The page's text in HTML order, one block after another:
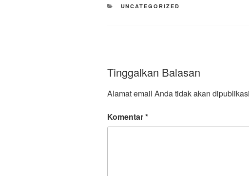
UNCATEGORIZED
Tinggalkan Balasan
Alamat email Anda tidak akan
Komentar*